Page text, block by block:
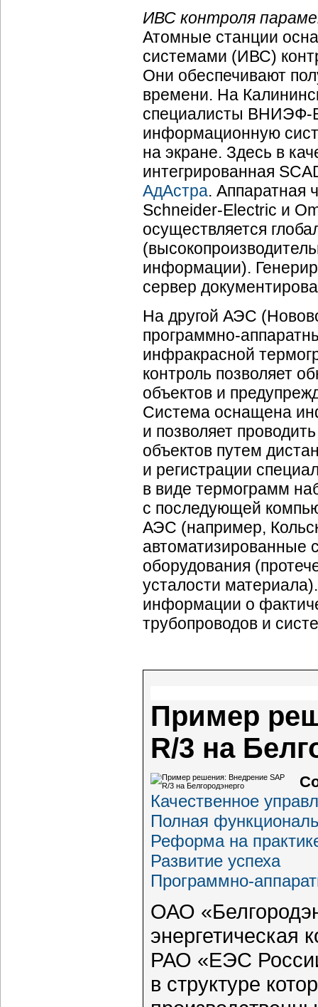
ИВС контроля
Атомные станции
системами (ИВС)
Они обеспечивают
времени. На
специалисты ВНИЭФ-
информационную
на экране. Здесь в
интегрированная
АдАстра. Аппаратная
Schneider-Electric и
осуществляется
информации).
сервер
На другой АЭС
программно-
инфракрасной
контроль позволяет
объектов и
Система оснащена
и позволяет
объектов путем
и регистрации
в виде термограмм
с последующей
АЭС (например,
автоматизированные
оборудования
усталости
информации о
трубопроводов и
Пример
R/3 на
Качественное
Полная
Реформа на
Развитие успеха
Программно-
ОАО
энергетическая
РАО «ЕЭС
в структуре